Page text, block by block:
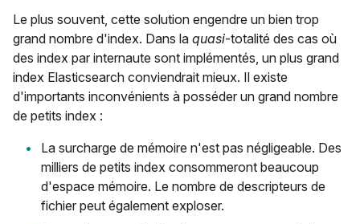
Le plus souvent, cette solution engendre un bien trop
grand nombre d'index. Dans la quasi-totalité des cas où
des index par internaute sont implémentés, un plus grand
index Elasticsearch conviendrait mieux. Il existe
d'importants inconvénients à posséder un grand nombre
de petits index :
La surcharge de mémoire n'est pas négligeable. Des
milliers de petits index consommeront beaucoup
d'espace mémoire. Le nombre de descripteurs de
fichier peut également exploser.